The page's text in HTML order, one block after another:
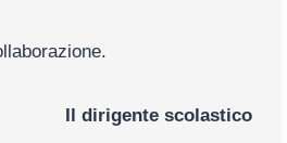
Il dirigente scolastico